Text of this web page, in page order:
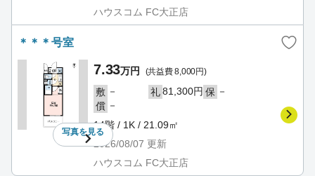
ハウスコム FC大正店
＊＊＊号室
写真を見る
7.33万円 (共益費 8,000円)
敷 － 礼81,300円 保 －
償 －
14階 / 1K / 21.09㎡
2026/08/07 更新
ハウスコム FC大正店